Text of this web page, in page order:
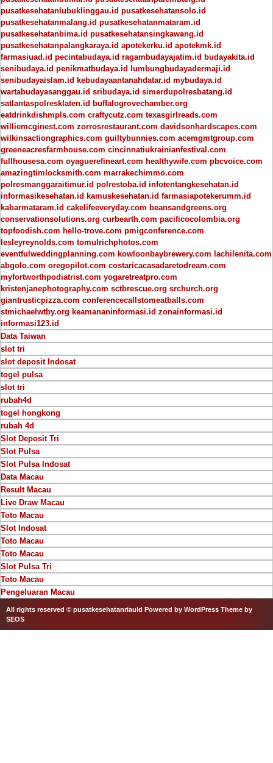
pusatkesehatanlubuklinggau.id pusatkesehatansolo.id
pusatkesehatanmalang.id pusatkesehatanmataram.id
pusatkesehatanbima.id pusatkesehatansingkawang.id
pusatkesehatanpalangkaraya.id apotekerku.id apotekmk.id
farmasiuad.id pecintabudaya.id ragambudayajatim.id budayakita.id
senibudaya.id penikmatbudaya.id
lumbungbudayadermaji.id
senibudayaislam.id kebudayaantanahdatar.id mybudaya.id
wartabudayasanggau.id sribudaya.id simerdupolresbatang.id
satlantaspolresklaten.id buffalogrovechamber.org
eatdrinkdishmpls.com craftycutz.com texasgirlreads.com
williemcginest.com zorrosrestaurant.com davidsonhardscapes.com
wilkinsactiongraphics.com guiltybunnies.com acemgmtgroup.com
greeneacresfarmhouse.com cincinnatiukrainianfestival.com
fullhousesa.com oyaguerefineart.com healthywife.com pbcvoice.com
amazingtimlocksmith.com marrakechimmo.com
polresmanggaraitimur.id polrestoba.id infotentangkesehatan.id
informasikesehatan.id kamuskesehatan.id farmasiapotekerumm.id
kabarmataram.id cakelifeeveryday.com beansandgreens.org
conservationsolutions.org curbearth.com pacificocolombia.org
topfoodish.com hello-trove.com pmigconference.com
lesleyreynolds.com tomulrichphotos.com
eventfulweddingplanning.com kowloonbaybrewery.com lachilenita.com
abgolo.com oregopilot.com costaricacasadaretodream.com
myfortworthpodiatrist.com yogaretreatpro.com
kristenjanephotography.com sctbrescue.org srchurch.org
giantrusticpizza.com conferencecallstomeatballs.com
stmichaelwtby.org keamananinformasi.id zonainformasi.id
informasi123.id
Data Taiwan
slot tri
slot deposit Indosat
togel pulsa
slot tri
rubah4d
togel hongkong
rubah 4d
Slot Deposit Tri
Slot Pulsa
Slot Pulsa Indosat
Data Macau
Result Macau
Live Draw Macau
Toto Macau
Slot Indosat
Toto Macau
Toto Macau
Slot Pulsa Tri
Toto Macau
Pengeluaran Macau
All rights reserved © pusatkesehatanriauid Powered by WordPress Theme by
SEOS